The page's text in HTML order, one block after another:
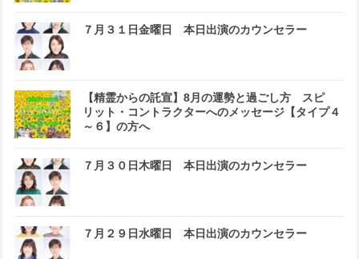
７月３１日金曜日 本日出演のカウンセラー
【精霊からの託宣】8月の運勢と過ごし方 スピ
リット・コントラクターへのメッセージ【タイプ４
～６】の方へ
７月３０日木曜日 本日出演のカウンセラー
７月２９日水曜日 本日出演のカウンセラー